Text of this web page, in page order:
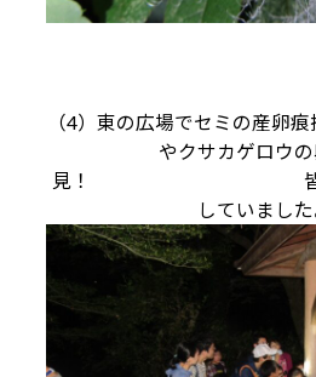
（4）東の広場でセミの産卵
やクサカゲロウ
見！ 皆さんじ
していました